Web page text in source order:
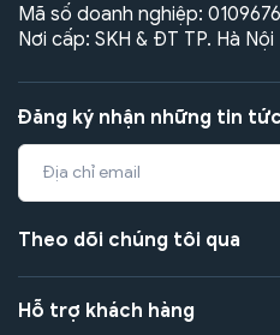
Mã số doanh nghiệp:
Nơi cấp: SKH & ĐT TP. Hà Nội
Đăng ký nhận những tin
Theo dõi chúng tôi qua
Hỗ trợ khách hàng